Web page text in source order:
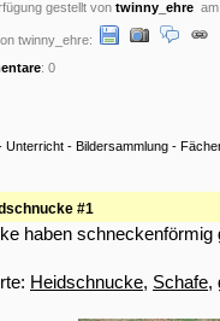
gestellt von twinny_ehre
twinny_ehre:
: 0
Unterricht - Bildersammlung -
#1
haben schneckenförmig
Heidschnucke, Schafe,